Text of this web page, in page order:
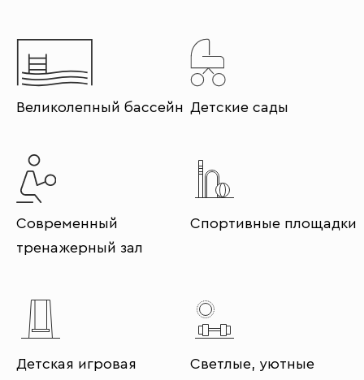
Великолепный бассейн Детские сады
Современный
тренажерный зал
Спортивные площадки
Детская игровая
Светлые, уютные